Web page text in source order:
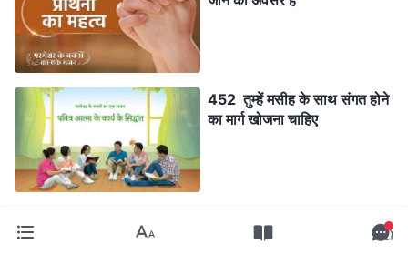
452 तुम्हें मसीह के साथ संगत होने
का मार्ग खोजना चाहिए